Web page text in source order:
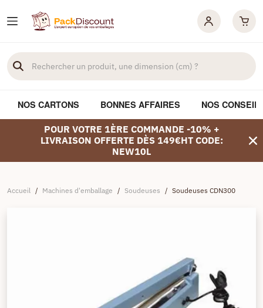
NOS CARTONS BONNES AFFAIRES NOS
POUR VOTRE 1ÈRE COMMANDE -10% +
LIVRAISON OFFERTE DÈS 149€HT CODE:
NEW10L
Accueil / Machines d'emballage / Soudeuses / Soudeuses CDN300